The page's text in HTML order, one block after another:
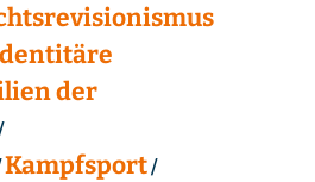
der
Kampfsport